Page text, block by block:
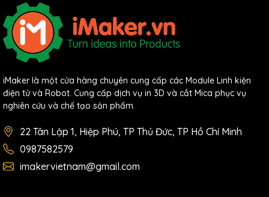
iMaker là một cửa hàng chuyên cung cấp các Module Linh kiện
điện tử và Robot. Cung cấp dịch vụ in 3D và cắt Mica phục vụ
nghiên cứu và chế tạo sản phẩm.
22 Tân Lập 1, Hiệp Phú, TP Thủ Đức, TP Hồ Chí Minh
0987582579
imakervietnam@gmail.com